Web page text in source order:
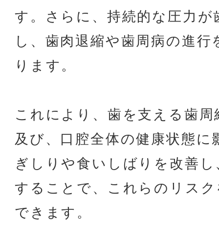
す。さらに、持続的な圧力が
し、歯肉退縮や歯周病の進
ります。
これにより、歯を支える歯
及び、口腔全体の健康状態に
ぎしりや食いしばりを改善
することで、これらのリス
できます。